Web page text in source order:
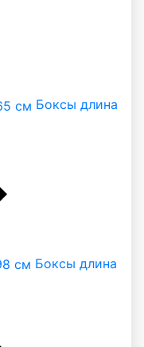
Боксы длина
Боксы длина